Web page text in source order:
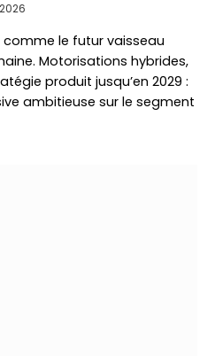
comme le futur vaisseau
Motorisations hybrides,
produit jusqu’en 2029 :
ambitieuse sur le segment